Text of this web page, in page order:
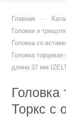
Главная —
Головки и
Головка со
Головка
длина 37 мм
Головка
Торкс с